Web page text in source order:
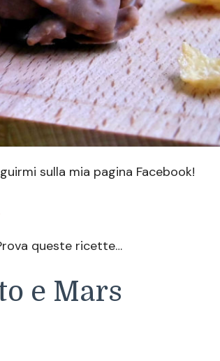
sulla mia pagina Facebook!
queste ricette…
e Mars